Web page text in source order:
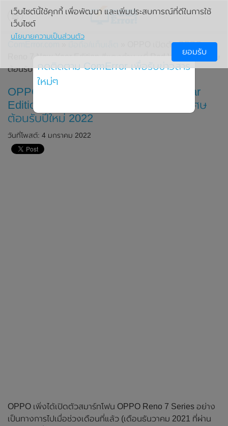
» OPPO เปิดตัว OPPO
Reno 7 New Year Edition สีแดงกำมะหยี่ Red Velvet รุ่นพิเศษ
ต้อนรับปีใหม่ 2022
OPPO เปิดตัว OPPO Reno 7 New Year
Edition สีแดงกำมะหยี่ Red Velvet รุ่นพิเศษ
ต้อนรับปีใหม่ 2022
วันที่โพสต์: 4 มกราคม 2022
OPPO เพิ่งได้เปิดตัวสมาร์ทโฟน OPPO Reno 7 Series อย่าง
เป็นทางการไปเมื่อช่วงเดือนที่แล้ว (เดือนธันวาคม 2021 ที่ผ่าน
เว็บไซต์นี้ใช้คุกกี้ เพื่อพัฒนา และเพิ่มประสบการณ์ที่ดีในการใช้
เว็บไซต์
นโยบายความเป็นส่วนตัว
ยอมรับ
กดติดตาม ComError เพื่อรับข่าวสาร
ใหม่ๆ